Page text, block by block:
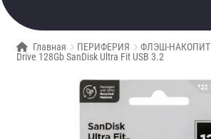
Главная ПЕРИФЕРИЯ ФЛЭШ-
Drive 128Gb SanDisk Ultra Fit USB 3.2